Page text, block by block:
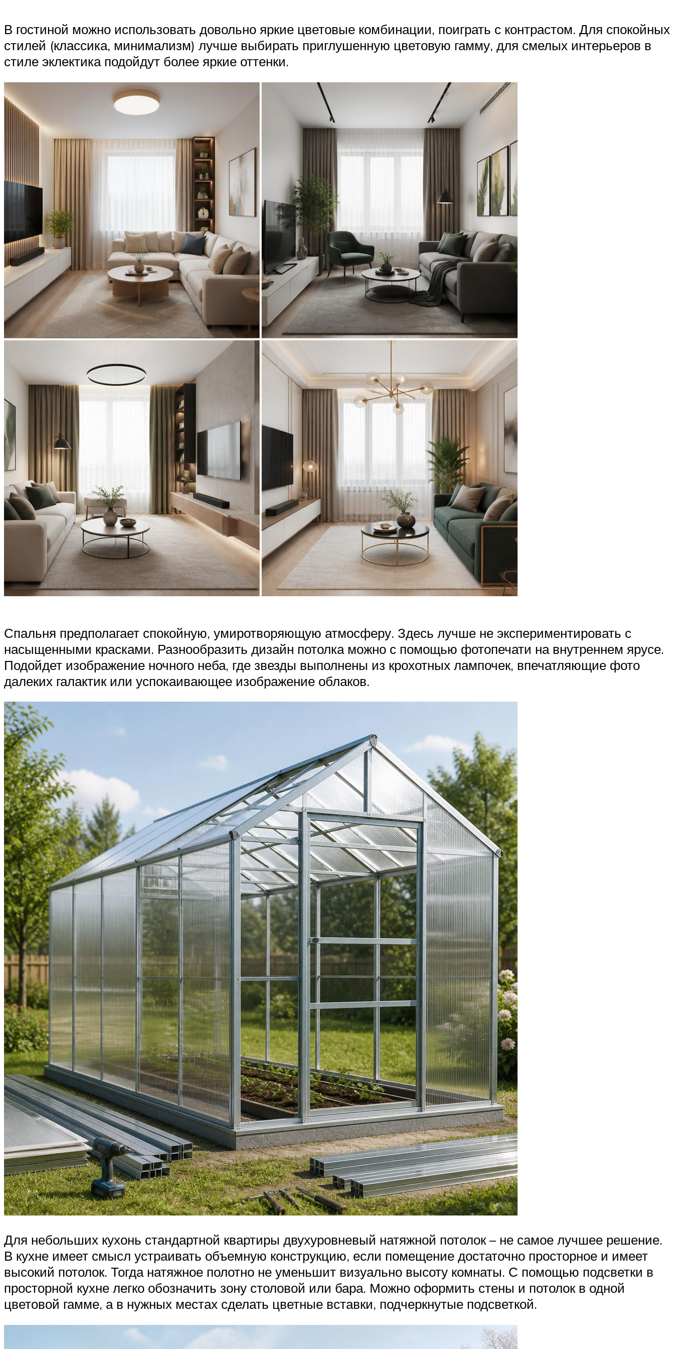
В гостиной можно использовать довольно яркие цветовые комбинации, поиграть с контрастом. Для спокойных
стилей (классика, минимализм) лучше выбирать приглушенную цветовую гамму, для смелых интерьеров в
стиле эклектика подойдут более яркие оттенки.
Спальня предполагает спокойную, умиротворяющую атмосферу. Здесь лучше не экспериментировать с
насыщенными красками. Разнообразить дизайн потолка можно с помощью фотопечати на внутреннем ярусе.
Подойдет изображение ночного неба, где звезды выполнены из крохотных лампочек, впечатляющие фото
далеких галактик или успокаивающее изображение облаков.
Для небольших кухонь стандартной квартиры двухуровневый натяжной потолок – не самое лучшее решение.
В кухне имеет смысл устраивать объемную конструкцию, если помещение достаточно просторное и имеет
высокий потолок. Тогда натяжное полотно не уменьшит визуально высоту комнаты. С помощью подсветки в
просторной кухне легко обозначить зону столовой или бара. Можно оформить стены и потолок в одной
цветовой гамме, а в нужных местах сделать цветные вставки, подчеркнутые подсветкой.